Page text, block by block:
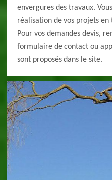
envergures des travaux.
réalisation de vos projets
Pour vos demandes devis,
formulaire de contact ou
sont proposés dans le site.